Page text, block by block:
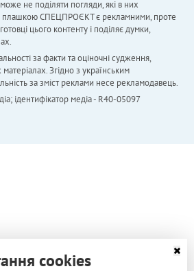
не поділяти погляди, які в них
плашкою СПЕЦПРОЄКТ є рекламними, проте
цього контенту і поділяє думки,
за факти та оціночні судження,
Згідно з українським
за зміст реклами несе рекламодавець.
ідентифікатор медіа - R40-05097
cookies